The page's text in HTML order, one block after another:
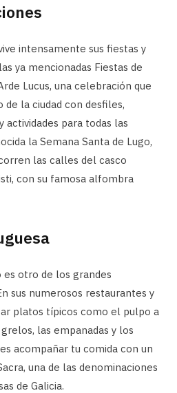
intensamente sus fiestas y
ya mencionadas Fiestas de
Lucus, una celebración que
de la ciudad con desfiles,
actividades para todas las
la Semana Santa de Lugo,
las calles del casco
con su famosa alfombra
es otro de los grandes
sus numerosos restaurantes y
platos típicos como el pulpo a
las empanadas y los
acompañar tu comida con un
una de las denominaciones
de Galicia.